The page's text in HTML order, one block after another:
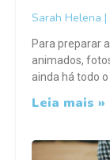
Sarah Helena
Para preparar
animados,
ainda há todo
Leia mais »